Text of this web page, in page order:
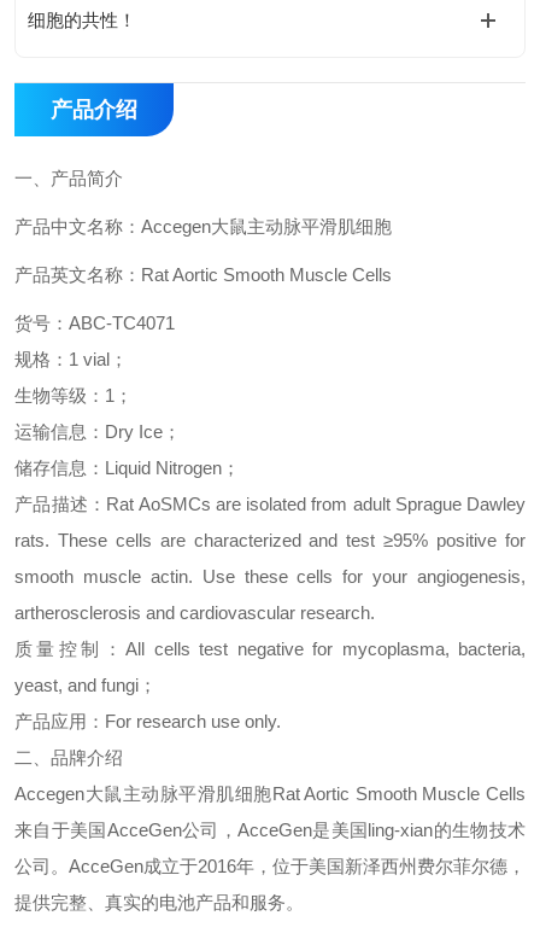
细胞的共性！
产品介绍
一、 产品简介
产品中文名称： Accegen大鼠主动脉平滑肌细胞
产品英文名称： Rat Aortic Smooth Muscle Cells
货号： ABC-TC4071
规格： 1 vial ；
生物等级： 1 ；
运输信息： Dry Ice ；
储存信息： Liquid Nitrogen ；
产品描述： Rat AoSMCs are isolated from adult Sprague Dawley
rats. These cells are characterized and test≥95% positive for
smooth muscle actin. Use these cells for your angiogenesis,
artherosclerosis and cardiovascular research.
质量控制：All cells test negative for mycoplasma, bacteria,
yeast, and fungi ；
产品应用： For research use only.
二、品牌介绍
Accegen大鼠主动脉平滑肌细胞Rat Aortic Smooth Muscle Cells
来自于美国AcceGen公司，AcceGen是美国ling-xian的生物技术
公司。 AcceGen成立于2016年，位于美国新泽西州费尔菲尔德，
提供完整、真实的电池产品和服务。